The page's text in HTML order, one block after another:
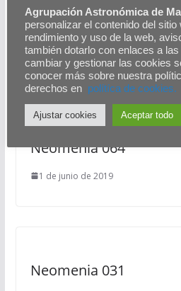
Curvas de luz como
También te
Neomenia 064
1 de junio de 2019
Neomenia 031
Agrupación Astronómica de
personalizar el contenido del sitio
rendimiento y uso de la web,
también dotarlo con enlaces a
cambiar y gestionar las cookies
conocer más sobre nuestra
derechos en polítíca de cookies.
Ajustar cookies Aceptar todo